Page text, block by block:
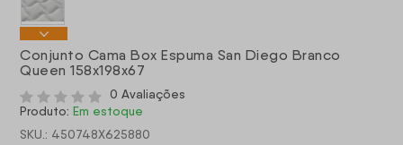
Conjunto Cama Box Espuma San Diego Branco
Queen 158x198x67
0 Avaliações
Produto: Em estoque
SKU.: 450748X625880